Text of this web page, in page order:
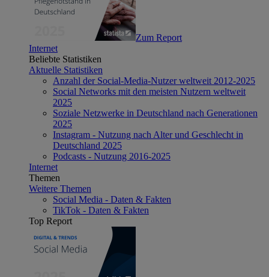
Zum Report
Internet
Beliebte Statistiken
Aktuelle Statistiken
Anzahl der Social-Media-Nutzer weltweit 2012-2025
Social Networks mit den meisten Nutzern weltweit
2025
Soziale Netzwerke in Deutschland nach Generationen
2025
Instagram - Nutzung nach Alter und Geschlecht in
Deutschland 2025
Podcasts - Nutzung 2016-2025
Internet
Themen
Weitere Themen
Social Media - Daten & Fakten
TikTok - Daten & Fakten
Top Report